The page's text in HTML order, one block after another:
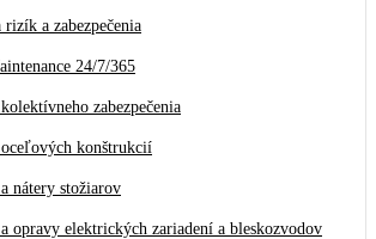
rizík a zabezpečenia
24/7/365
zabezpečenia
konštrukcií
nátery stožiarov
opravy elektrických zariadení a bleskozvodov